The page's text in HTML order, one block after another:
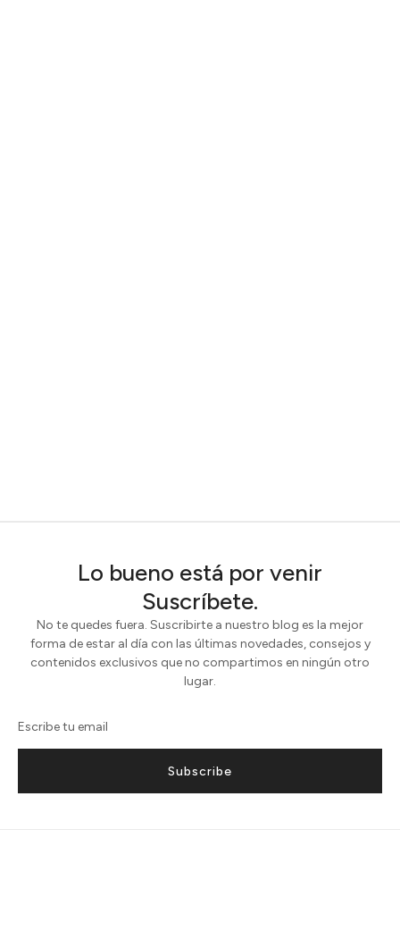
Lo bueno está por venir
Suscríbete.
No te quedes fuera. Suscribirte a nuestro blog es la mejor
forma de estar al día con las últimas novedades, consejos y
contenidos exclusivos que no compartimos en ningún otro
lugar.
Subscribe